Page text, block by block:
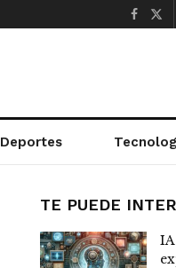
Deportes
TE PUEDE